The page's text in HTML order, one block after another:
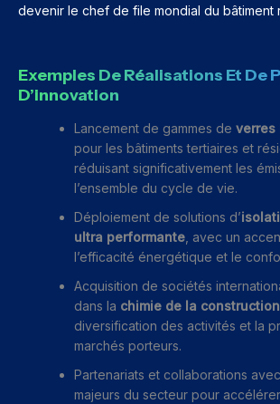
devenir le chef de file mondial du bâtiment
Exemples De Réalisations Et De
D’innovation
Lancement de gammes de verres
pour les bâtiments tertiaires et
réduisant significativement les
l’ensemble du cycle de vie.
Déploiement de solutions d’
ultra performante, avec un
l’efficacité énergétique et le
Acquisition de sociétés
dans la chimie de la construction
diversification des activités et la
marchés porteurs.
Partenariats et collaborations
majeurs du secteur pour